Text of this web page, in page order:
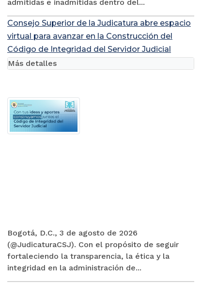
admitidas e inadmitidas dentro del...
Consejo Superior de la Judicatura abre espacio
virtual para avanzar en la Construcción del
Código de Integridad del Servidor Judicial
Bogotá, D.C., 3 de agosto de 2026
(@JudicaturaCSJ). Con el propósito de seguir
fortaleciendo la transparencia, la ética y la
integridad en la administración de...
Más detalles